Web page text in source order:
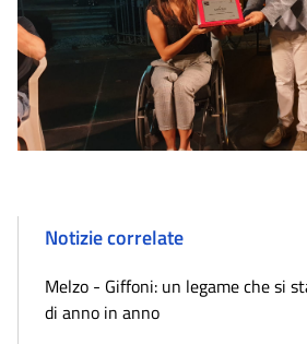
Notizie correlate
Melzo - Giffoni: un legame che si
di anno in anno